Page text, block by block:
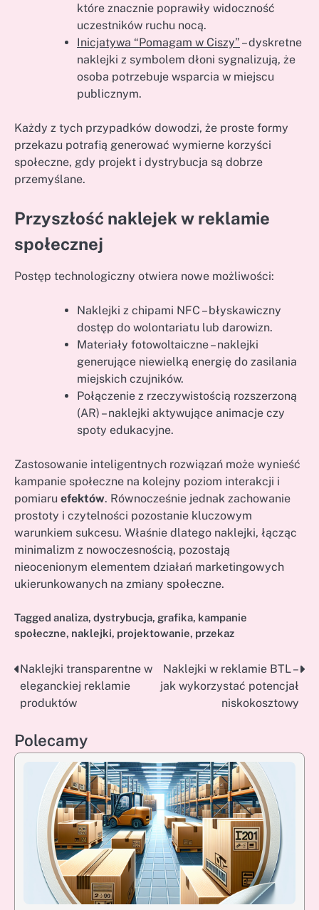
które znacznie poprawiły widoczność
uczestników ruchu nocą.
Inicjatywa “Pomagam w Ciszy” – dyskretne
naklejki z symbolem dłoni sygnalizują, że
osoba potrzebuje wsparcia w miejscu
publicznym.
Każdy z tych przypadków dowodzi, że proste formy
przekazu potrafią generować wymierne korzyści
społeczne, gdy projekt i dystrybucja są dobrze
przemyślane.
Przyszłość naklejek w reklamie
społecznej
Postęp technologiczny otwiera nowe możliwości:
Naklejki z chipami NFC – błyskawiczny
dostęp do wolontariatu lub darowizn.
Materiały fotowoltaiczne – naklejki
generujące niewielką energię do zasilania
miejskich czujników.
Połączenie z rzeczywistością rozszerzoną
(AR) – naklejki aktywujące animacje czy
spoty edukacyjne.
Zastosowanie inteligentnych rozwiązań może wynieść
kampanie społeczne na kolejny poziom interakcji i
pomiaru efektów. Równocześnie jednak zachowanie
prostoty i czytelności pozostanie kluczowym
warunkiem sukcesu. Właśnie dlatego naklejki, łącząc
minimalizm z nowoczesnością, pozostają
nieocenionym elementem działań marketingowych
ukierunkowanych na zmiany społeczne.
Tagged analiza, dystrybucja, grafika, kampanie
społeczne, naklejki, projektowanie, przekaz
Nawigacja
wpisu
Naklejki transparentne w
eleganckiej reklamie
produktów
Naklejki w reklamie BTL –
jak wykorzystać potencjał
niskokosztowy
Polecamy